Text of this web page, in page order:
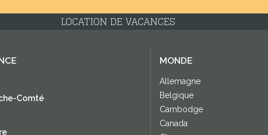
LOCATION DE VACANCES
Comté
MONDE
Allemagne
Belgique
Cambodge
Canada